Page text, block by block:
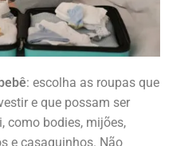
: escolha as roupas que
e que possam ser
como bodies, mijões,
e casaquinhos. Não